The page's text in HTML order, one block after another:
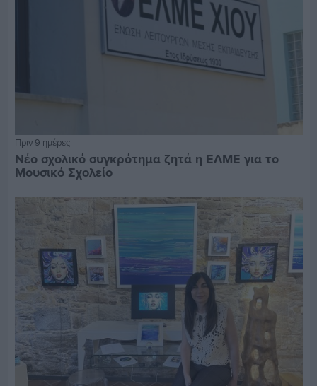
Πριν 9 ημέρες
Νέο σχολικό συγκρότημα ζητά η ΕΛΜΕ για το
Μουσικό Σχολείο